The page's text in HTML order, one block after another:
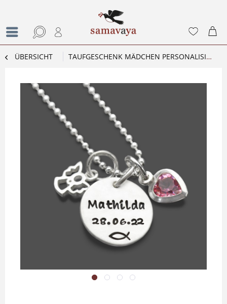
ÜBERSICHT TAUFGESCHENK MÄDCHEN PERSONALISIERT TAUFKETTE ENGEL MIT NAMENSGRAVUR MEINE TAUFE ENGEL XT